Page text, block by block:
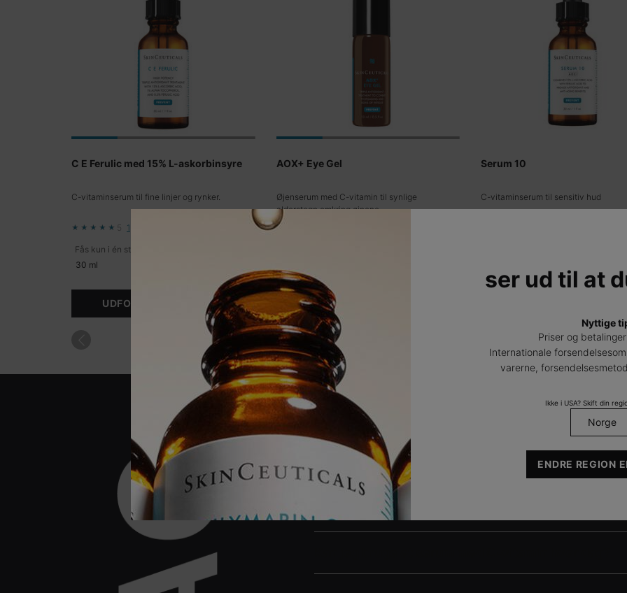
C E Ferulic med 15% L-askorbinsyre
C-vitaminserum til fine linjer og rynker.
5 1
Fås kun i én størrelse
30 ml
UDFORSK
AOX+ Eye Gel
Øjenserum med C-vitamin til synlige
alderstegn omkring øjnene.
UDFORSK
Serum 10
C-vitaminserum til sensitiv hud
Hvad er C-vitamin godt for?
Virker C-vitamin rensende på min hud?
ser ud til at
Nyttige
Priser og betalinger
Internationale
varerne,
Ikke i USA? Skift din
ENDRE REGION